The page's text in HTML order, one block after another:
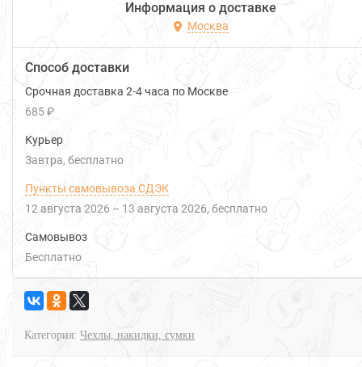
Информация о доставке
Москва
Способ доставки
Срочная доставка 2-4 часа по Москве
685 ₽
Курьер
Завтра
Бесплатно
Пункты самовывоза СДЭК
12 августа 2026 – 13 августа 2026 Бесплатно
Самовывоз
Бесплатно
Категория: Чехлы, накидки, сумки